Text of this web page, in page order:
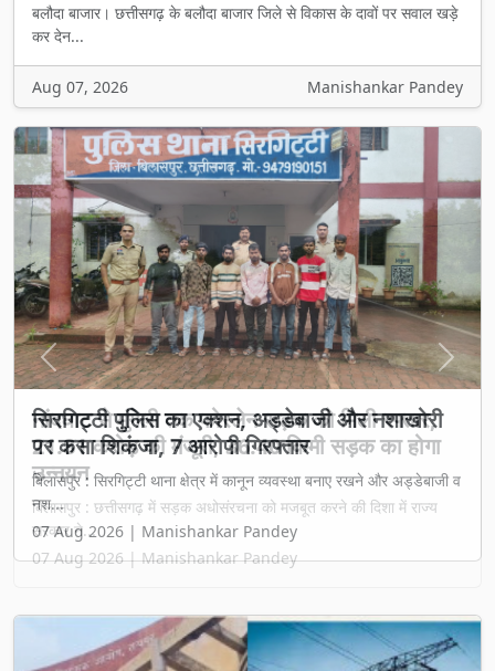
बलौदा बाजार। छत्तीसगढ़ के बलौदा बाजार जिले से विकास के दावों पर सवाल खड़े
कर देन...
Aug 07, 2026 Manishankar Pandey
नांदघाट से मुंगेली तक फोरलेन सड़क को मिली रफ्तार,
21.81 करोड़ की मंजूरी, 36.40 किमी सड़क का होगा
उन्नयन
बिलासपुर : छत्तीसगढ़ में सड़क अधोसंरचना को मजबूत करने की दिशा में राज्य
सरकार ने...
07 Aug 2026 | Manishankar Pandey
Previous Next